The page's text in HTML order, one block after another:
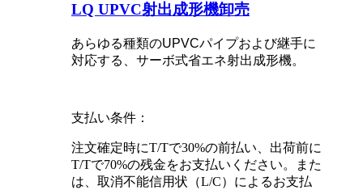
LQ UPVC射出成形機卸売
あらゆる種類のUPVCパイプおよび継手に
対応する、サーボ式省エネ射出成形機。
支払い条件：
注文確定時にT/Tで30%の前払い、出荷前に
T/Tで70%の残金をお支払いください。また
は、取消不能信用状（L/C）によるお支払